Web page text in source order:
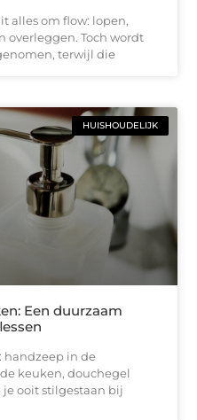
alles om flow: lopen,
overleggen. Toch wordt
terwijl die
HUISHOUDELIJK
Een duurzaam
handzeep in de
keuken, douchegel
je ooit stilgestaan bij